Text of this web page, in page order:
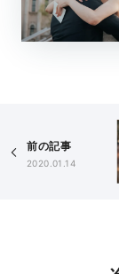
前の記事
2020.01.14